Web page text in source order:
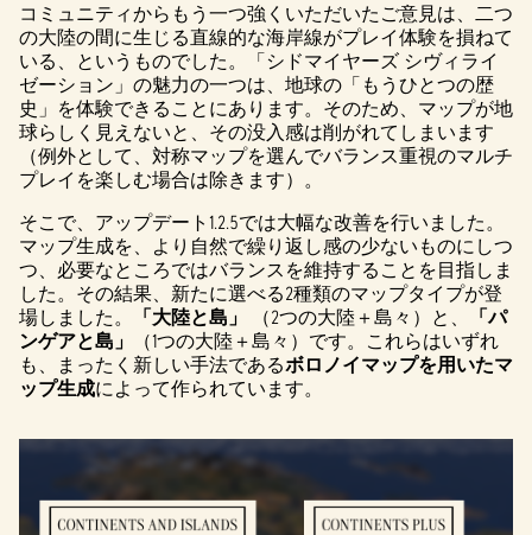
コミュニティからもう一つ強くいただいたご意見は、二つ
の大陸の間に生じる直線的な海岸線がプレイ体験を損ねて
いる、というものでした。「シドマイヤーズ シヴィライ
ゼーション」の魅力の一つは、地球の「もうひとつの歴
史」を体験できることにあります。そのため、マップが地
球らしく見えないと、その没入感は削がれてしまいます
（例外として、対称マップを選んでバランス重視のマルチ
プレイを楽しむ場合は除きます）。
そこで、アップデート1.2.5では大幅な改善を行いました。
マップ生成を、より自然で繰り返し感の少ないものにしつ
つ、必要なところではバランスを維持することを目指しま
した。その結果、新たに選べる2種類のマップタイプが登
場しました。
「大陸と島」 （2つの大陸＋島々）と、
「パ
ンゲアと島」
（1つの大陸＋島々）です。これらはいずれ
も、まったく新しい手法であるボロノイマップを用いたマ
ップ生成によって作られています。